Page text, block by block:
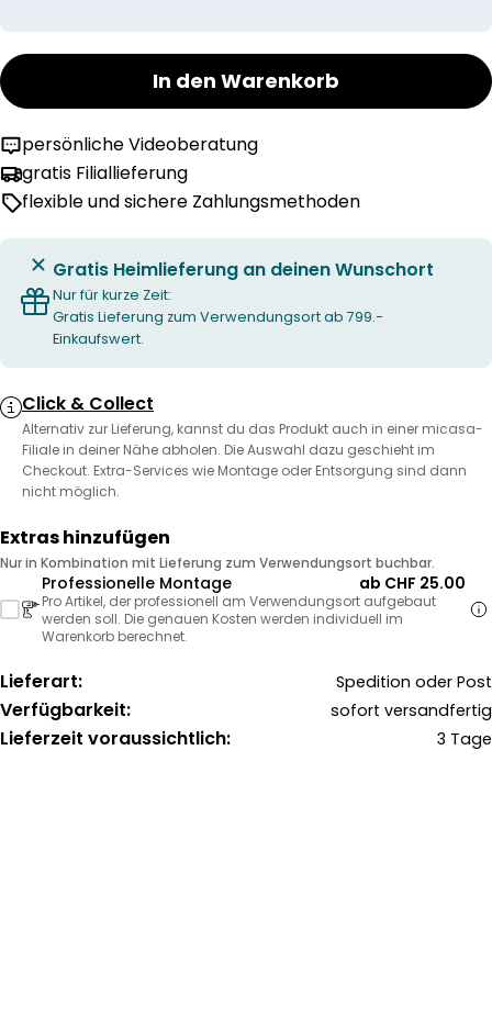
In den Warenkorb
persönliche Videoberatung
gratis Filiallieferung
flexible und sichere Zahlungsmethoden
Gratis Heimlieferung an deinen Wunschort
Nur für kurze Zeit:
Gratis Lieferung zum Verwendungsort ab 799.-
Einkaufswert.
Click & Collect
Alternativ zur Lieferung, kannst du das Produkt auch in einer micasa-
Filiale in deiner Nähe abholen. Die Auswahl dazu geschieht im
Checkout. Extra-Services wie Montage oder Entsorgung sind dann
nicht möglich.
Extras hinzufügen
Nur in Kombination mit Lieferung zum Verwendungsort buchbar.
Professionelle Montage ab CHF 25.00
Pro Artikel, der professionell am Verwendungsort aufgebaut
werden soll. Die genauen Kosten werden individuell im
Warenkorb berechnet.
Lieferart: Spedition oder Post
Verfügbarkeit: sofort versandfertig
Lieferzeit voraussichtlich: 3 Tage